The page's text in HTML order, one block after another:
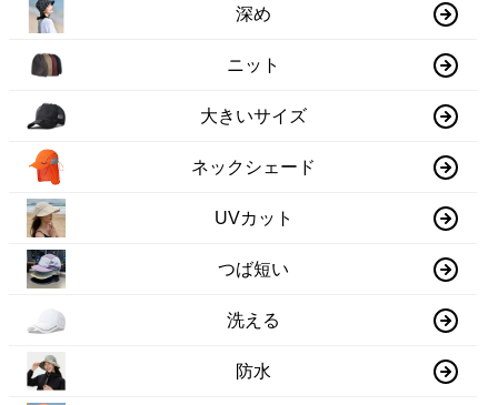
深め
ニット
大きいサイズ
ネックシェード
UVカット
つば短い
洗える
防水